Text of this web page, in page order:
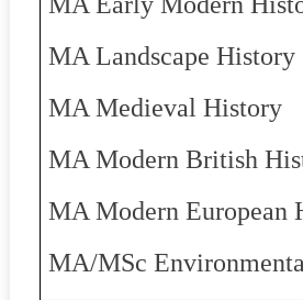
MA Landscape History
MA Medieval History
MA Modern British
MA Modern European
MA/MSc